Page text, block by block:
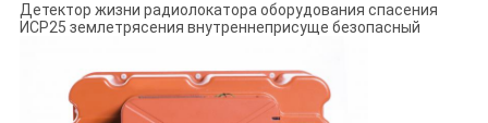
Детектор жизни радиолокатора оборудования спасения
ИСР25 землетрясения внутреннеприсуще безопасный